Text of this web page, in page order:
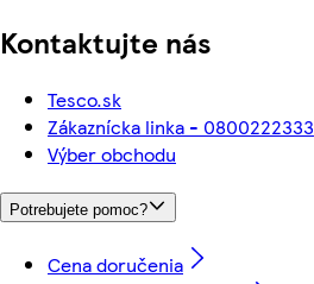
Kontaktujte nás
Tesco.sk
Zákaznícka linka - 0800222333
Výber obchodu
Potrebujete pomoc?
Cena doručenia